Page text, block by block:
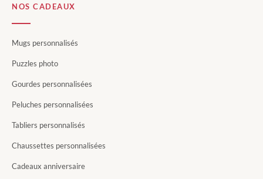
NOS CADEAUX
Mugs personnalisés
Puzzles photo
Gourdes personnalisées
Peluches personnalisées
Tabliers personnalisés
Chaussettes personnalisées
Cadeaux anniversaire